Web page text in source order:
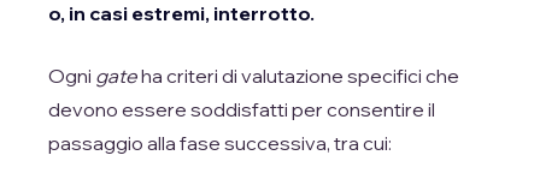
o, in casi estremi, interrotto.
Ogni gateha criteri di valutazione specifici che
devono essere soddisfatti per consentire il
passaggio alla fase successiva, tra cui: